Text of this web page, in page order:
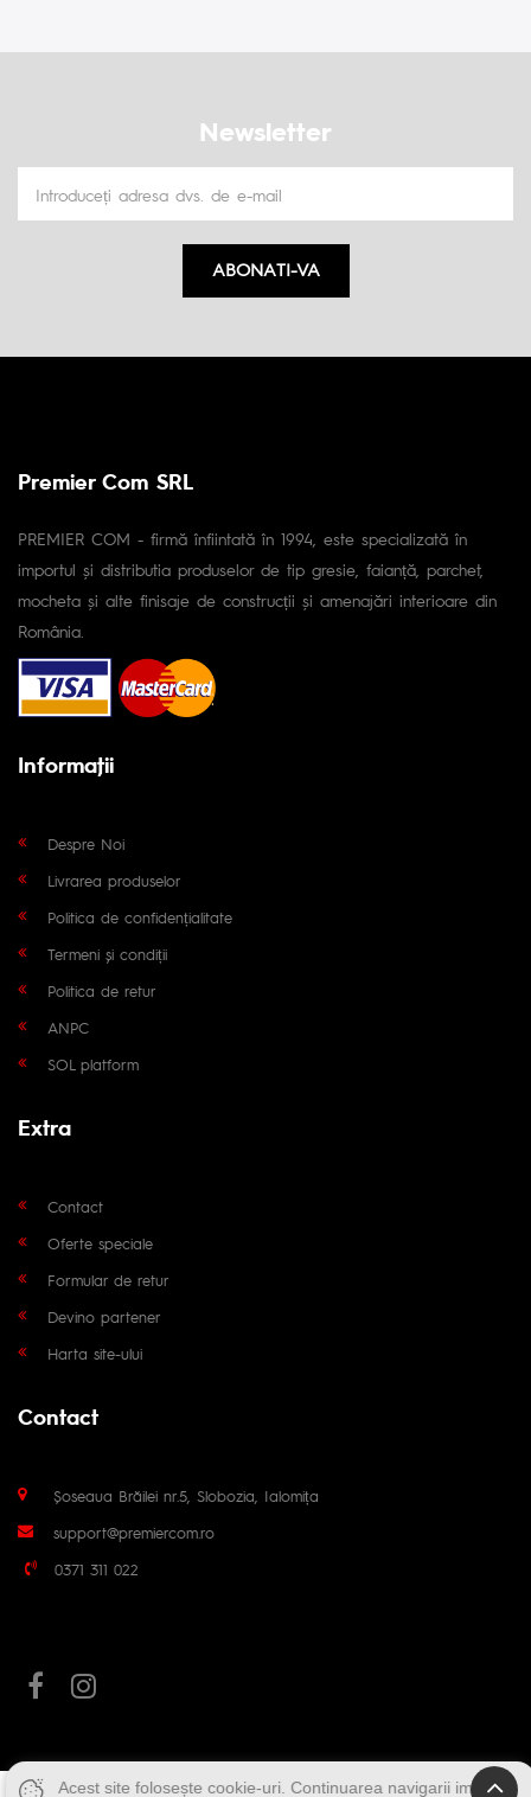
Newsletter
ABONATI-VA
Premier Com SRL
PREMIER COM - firmă înfiintată în 1994, este specializată în
importul și distributia produselor de tip gresie, faianță, parchet,
mocheta și alte finisaje de construcții și amenajări interioare din
România.
Informaţii
Despre Noi
Livrarea produselor
Politica de confidențialitate
Termeni și condiții
Politica de retur
ANPC
SOL platform
Extra
Contact
Oferte speciale
Formular de retur
Devino partener
Harta site-ului
Contact
Șoseaua Brăilei nr.5, Slobozia, Ialomița
support@premiercom.ro
0371 311 022
Acest site folosește cookie-uri. Continuarea navigarii implica